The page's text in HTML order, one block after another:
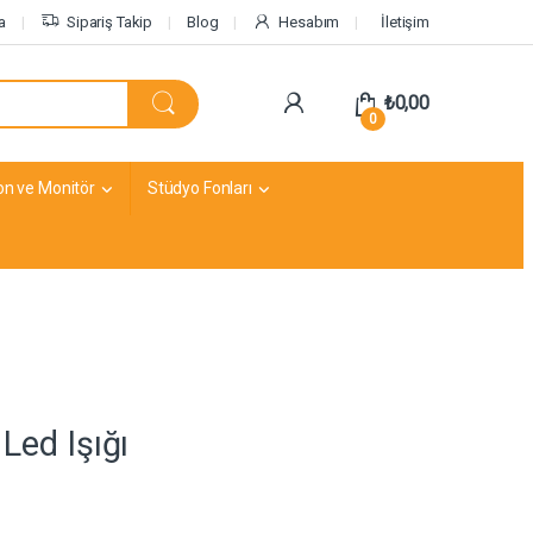
Sipariş Takip Blog Hesabım İletişim
0
₺0,00
ve Monitör Stüdyo Fonları
Işığı